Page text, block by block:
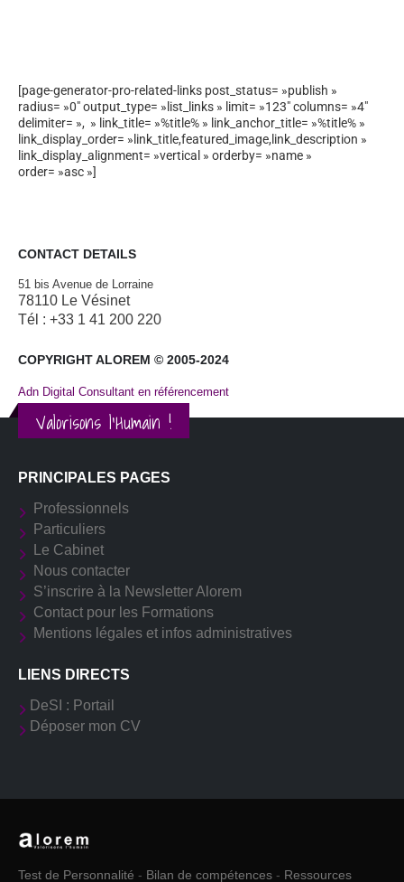
[page-generator-pro-related-links post_status= »publish »
radius= »0″ output_type= »list_links » limit= »123″ columns= »4″
delimiter= », » link_title= »%title% » link_anchor_title= »%title% »
link_display_order= »link_title,featured_image,link_description »
link_display_alignment= »vertical » orderby= »name »
order= »asc »]
CONTACT DETAILS
51 bis Avenue de Lorraine
78110 Le Vésinet
Tél : +33 1 41 200 220
COPYRIGHT ALOREM © 2005-2024
Adn Digital Consultant en référencement
Valorisons l'Humain !
PRINCIPALES PAGES
Professionnels
Particuliers
Le Cabinet
Nous contacter
S’inscrire à la Newsletter Alorem
Contact pour les Formations
Mentions légales et infos administratives
LIENS DIRECTS
DeSI : Portail
Déposer mon CV
Test de Personnalité - Bilan de compétences - Ressources